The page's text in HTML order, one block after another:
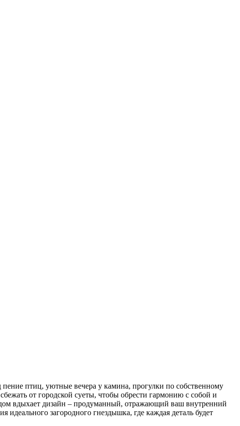
птиц, уютные вечера у камина, прогулки по собственному
от городской суеты, чтобы обрести гармонию с собой и
вдыхает дизайн – продуманный, отражающий ваш внутренний
загородного гнездышка, где каждая деталь будет